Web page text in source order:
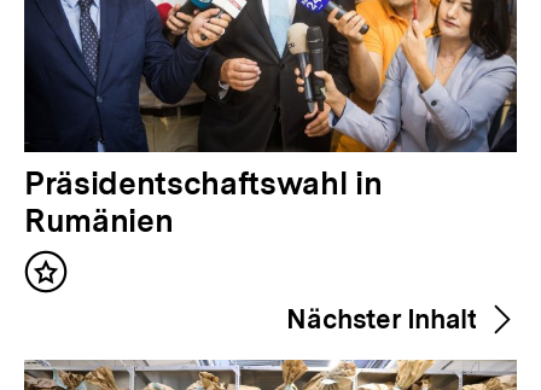
V
o
r
h
r
Präsidentschaftswahl in
Rumänien
Inhalt
Nächster Inhalt